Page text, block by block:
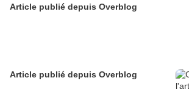
Article publié depuis Overblog
Article publié depuis Overblog